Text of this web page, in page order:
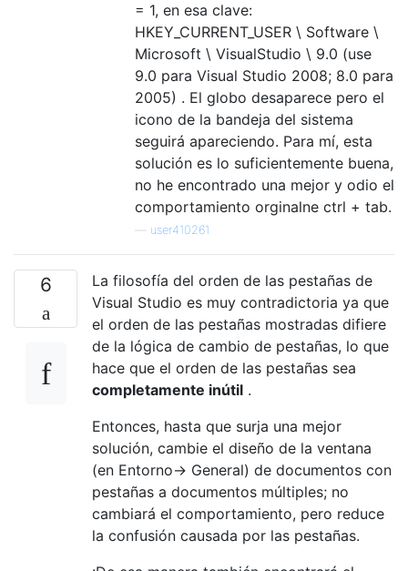
        Next
    End If
End Sub
= 1, en esa clave:
HKEY_CURRENT_USER \ Software \
Microsoft \ VisualStudio \ 9.0 (use
9.0 para Visual Studio 2008; 8.0 para
2005) . El globo desaparece pero el
icono de la bandeja del sistema
seguirá apareciendo. Para mí, esta
solución es lo suficientemente buena,
no he encontrado una mejor y odio el
comportamiento orginalne ctrl + tab.
user410261
6
La filosofía del orden de las pestañas de
Visual Studio es muy contradictoria ya que
el orden de las pestañas mostradas difiere
de la lógica de cambio de pestañas, lo que
hace que el orden de las pestañas sea
completamente inútil .
Entonces, hasta que surja una mejor
solución, cambie el diseño de la ventana
(en Entorno-> General) de documentos con
pestañas a documentos múltiples; no
cambiará el comportamiento, pero reduce
la confusión causada por las pestañas.